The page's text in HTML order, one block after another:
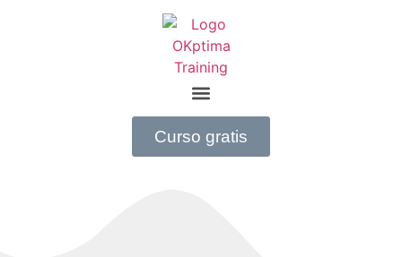
Curso gratis